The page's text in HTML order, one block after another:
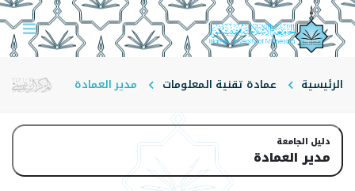
الرئيسية عمادة تقنية المعلومات مدير العمادة
دليل الجامعة
مدير العمادة